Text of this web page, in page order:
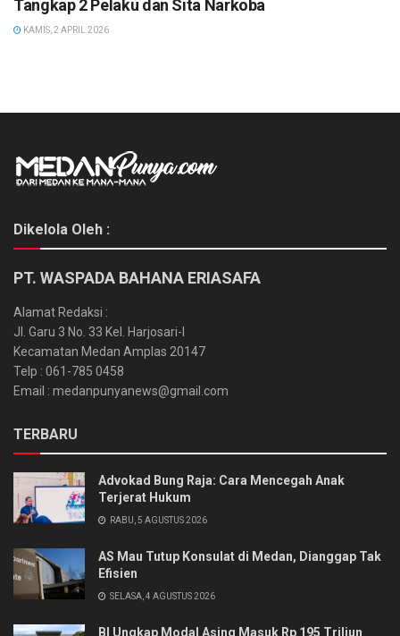
Tangkap 2 Pelaku dan Sita Narkoba
KAMIS, 2 APRIL 2026
Dikelola Oleh :
PT. WASPADA BAHANA ERIASAFA
Alamat Redaksi :
Jl. Garu 3 No. 33 Kel. Harjosari-I
Kecamatan Medan Amplas 20147
Telp : 061-785 0458
Email : medanpunyanews@gmail.com
TERBARU
Advokad Bung Raja: Cara Mencegah Anak
Terjerat Hukum
RABU, 5 AGUSTUS 2026
AS Mau Tutup Konsulat di Medan, Dianggap Tak
Efisien
SELASA, 4 AGUSTUS 2026
BI Ungkap Modal Asing Masuk Rp 195 Triliun